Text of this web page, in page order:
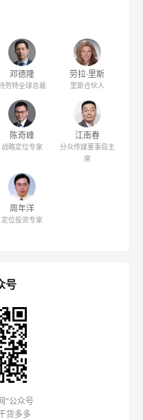
邓德隆
劳特全球总裁
劳拉·里斯
里斯合伙人
陈奇峰
战略定位专家
江南春
分众传媒董事局主
席
周年洋
定位投资专家
号
"公众号
货多多